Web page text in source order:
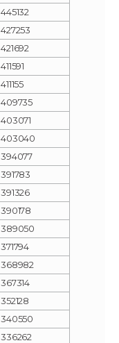
445132
427253
421692
411591
411155
409735
403071
403040
394077
391783
391326
390178
389050
371794
368982
367314
352128
340550
336262